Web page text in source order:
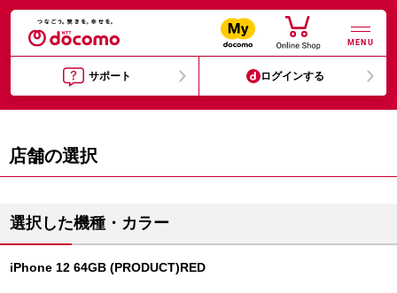
MENU
サポート ログインする
店舗の選択
選択した機種・カラー
iPhone 12 64GB (PRODUCT)RED